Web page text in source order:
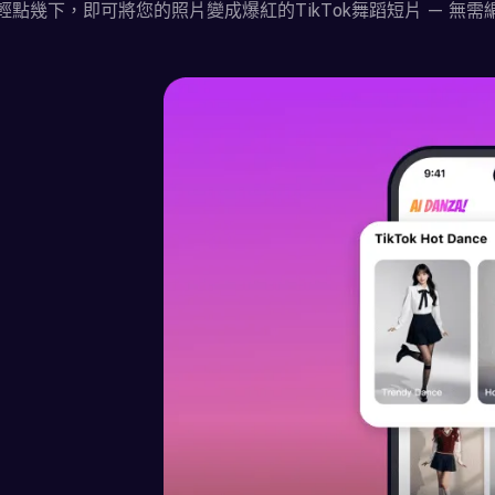
點幾下，即可將您的照片變成爆紅的TikTok舞蹈短片 — 無需